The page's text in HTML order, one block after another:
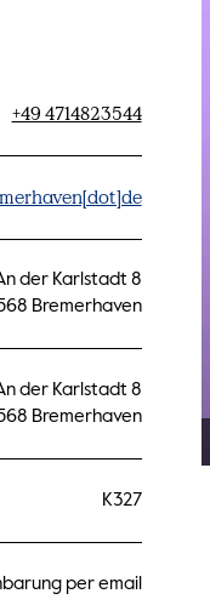
+49 4714823544
der Karlstadt 8
Bremerhaven
der Karlstadt 8
Bremerhaven
K327
per email